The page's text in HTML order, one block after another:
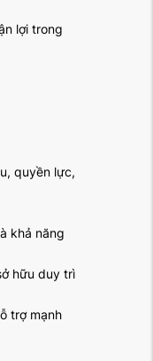
lợi trong
quyền lực,
khả năng
hữu duy trì
trợ mạnh